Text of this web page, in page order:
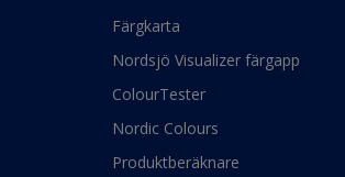
Färgkarta
Nordsjö Visualizer färgapp
ColourTester
Nordic Colours
Produktberäknare